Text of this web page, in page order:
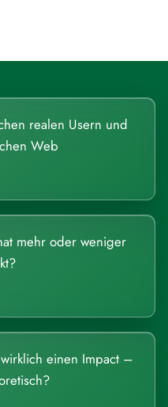
realen Usern und
Web
mehr oder weniger
einen Impact –